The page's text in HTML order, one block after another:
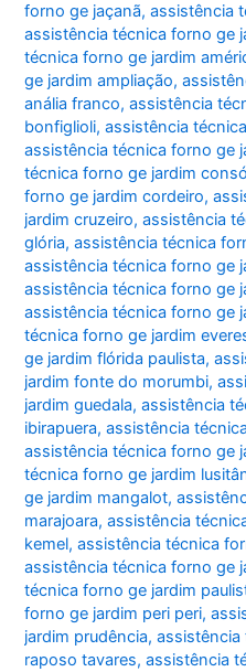
forno ge jaçanã,assistência
assistência técnica forno ge
técnica forno ge jardim
ge jardim ampliação,
anália franco,assistência
bonfiglioli,assistência
assistência técnica forno ge
técnica forno ge jardim
forno ge jardim cordeiro,
jardim cruzeiro,assistência
glória,assistência técnica
assistência técnica forno ge
assistência técnica forno ge
assistência técnica forno ge
técnica forno ge jardim
ge jardim flórida paulista,
jardim fonte do morumbi,
jardim guedala,assistência
ibirapuera,assistência
assistência técnica forno ge
técnica forno ge jardim
ge jardim mangalot,
marajoara,assistência
kemel,assistência técnica
assistência técnica forno ge
técnica forno ge jardim
forno ge jardim peri peri,
jardim prudência,assistência
raposo tavares,assistência